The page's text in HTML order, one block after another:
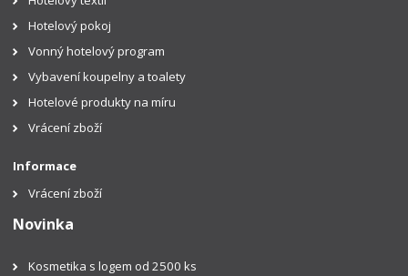
Hotelový pokoj
Vonný hotelový program
Vybavení koupelny a toalety
Hotelové produkty na míru
Vrácení zboží
Informace
Vrácení zboží
Novinka
Kosmetika s logem od 2500 ks